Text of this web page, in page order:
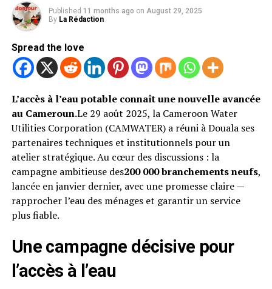
Published 11 months ago on August 29, 2025
By La Rédaction
Spread the love
L’accès à l’eau potable connaît une nouvelle avancée
au Cameroun.Le 29 août 2025, la Cameroon Water
Utilities Corporation (CAMWATER) a réuni à Douala ses
partenaires techniques et institutionnels pour un
atelier stratégique. Au cœur des discussions : la
campagne ambitieuse des200 000 branchements neufs,
lancée en janvier dernier, avec une promesse claire —
rapprocher l’eau des ménages et garantir un service
plus fiable.
Une campagne décisive pour
l’accès à l’eau